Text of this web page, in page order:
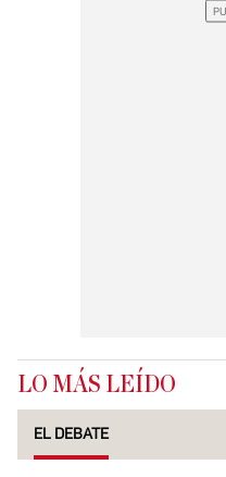
LO MÁS LEÍDO
EL DEBATE